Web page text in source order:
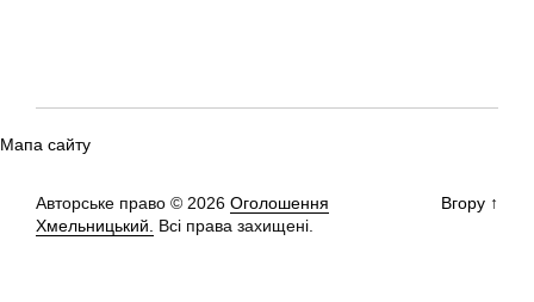
Мапа сайту
Авторське право © 2026 Оголошення
Хмельницький.
Всі права захищені.
Вгору ↑